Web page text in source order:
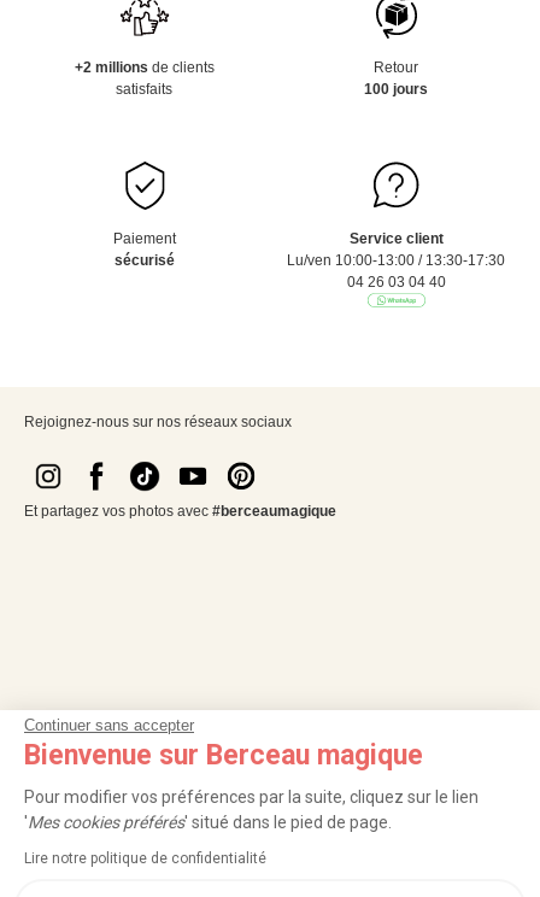
Continuer sans accepter
Bienvenue sur Berceau magique
Pour modifier vos préférences par la suite, cliquez sur le lien
'Mes cookies préférés' situé dans le pied de page.
Lire notre politique de confidentialité
+2 millions de clients
satisfaits
Retour
100 jours
Paiement
sécurisé
Service client
Lu/ven 10:00-13:00 / 13:30-17:30
04 26 03 04 40
Rejoignez-nous sur nos réseaux sociaux
Et partagez vos photos avec #berceaumagique
NOS SERVICES
INFORMATIONS